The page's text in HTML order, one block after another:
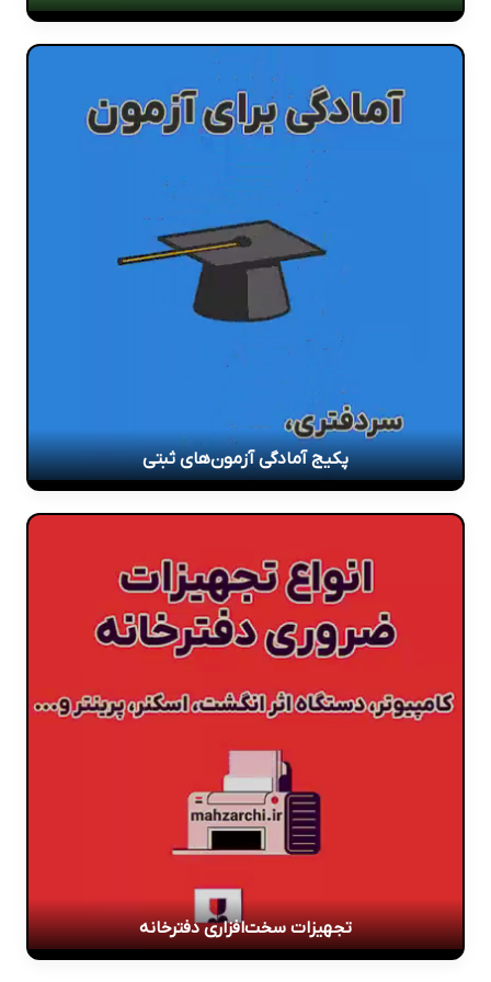
پکیج آمادگی آزمون‌های ثبتی
تجهیزات سخت‌افزاری دفترخانه